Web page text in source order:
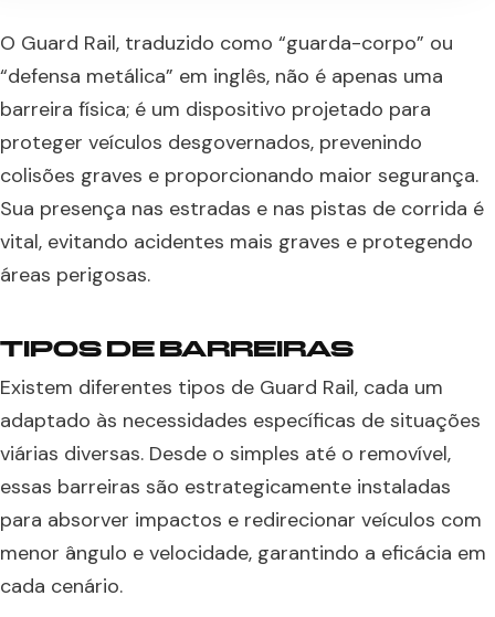
O Guard Rail, traduzido como “guarda-corpo” ou
“defensa metálica” em inglês, não é apenas uma
barreira física; é um dispositivo projetado para
proteger veículos desgovernados, prevenindo
colisões graves e proporcionando maior segurança.
Sua presença nas estradas e nas pistas de corrida é
vital, evitando acidentes mais graves e protegendo
áreas perigosas.
TIPOS DE BARREIRAS
Existem diferentes tipos de Guard Rail, cada um
adaptado às necessidades específicas de situações
viárias diversas. Desde o simples até o removível,
essas barreiras são estrategicamente instaladas
para absorver impactos e redirecionar veículos com
menor ângulo e velocidade, garantindo a eficácia em
cada cenário.